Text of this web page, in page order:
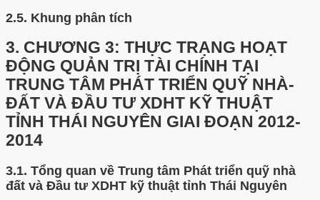
2.5. Khung phân tích
3. CHƯƠNG 3: THỰC TRẠNG HOẠT
ĐỘNG QUẢN TRỊ TÀI CHÍNH TẠI
TRUNG TÂM PHÁT TRIỂN QUỸ NHÀ-
ĐẤT VÀ ĐẦU TƯ XDHT KỸ THUẬT
TỈNH THÁI NGUYÊN GIAI ĐOẠN 2012-
2014
3.1. Tổng quan về Trung tâm Phát triển quỹ nhà
đất và Đầu tư XDHT kỹ thuật tỉnh Thái Nguyên